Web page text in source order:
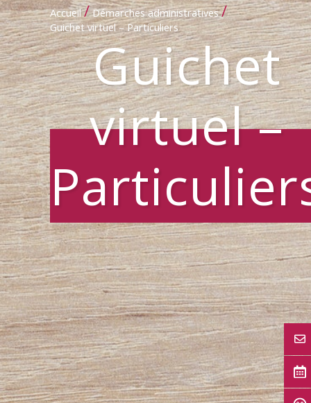
Accueil / Démarches administratives /
Guichet virtuel – Particuliers
Guichet
virtuel –